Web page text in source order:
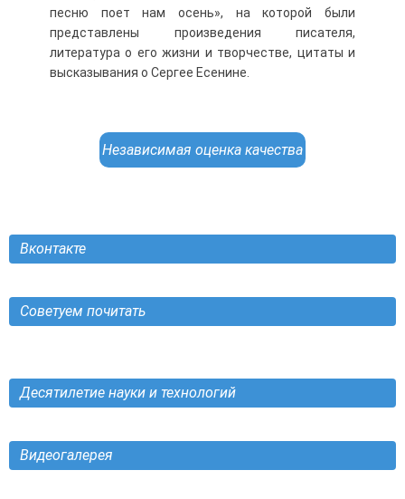
песню поет нам осень», на которой были
представлены произведения писателя,
литература о его жизни и творчестве, цитаты и
высказывания о Сергее Есенине.
Независимая оценка качества
Вконтакте
Советуем почитать
Десятилетие науки и технологий
Видеогалерея